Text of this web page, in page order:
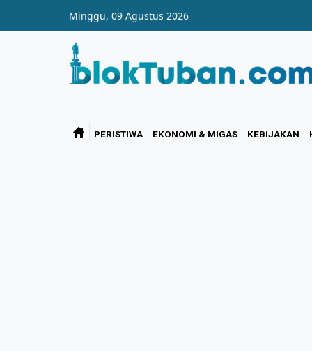
Minggu, 09 Agustus 2026
PERISTIWA EKONOMI & MIGAS KEBIJAKAN